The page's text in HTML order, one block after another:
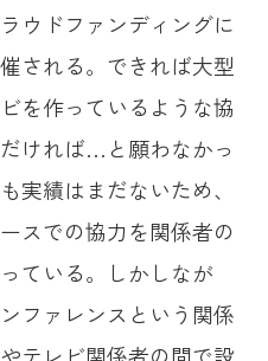
ウドファンディングに
される。できれば大型
を作っているような協
ければ…と願わなかっ
実績はまだないため、
スでの協力を関係者の
ている。しかしなが
ファレンスという関係